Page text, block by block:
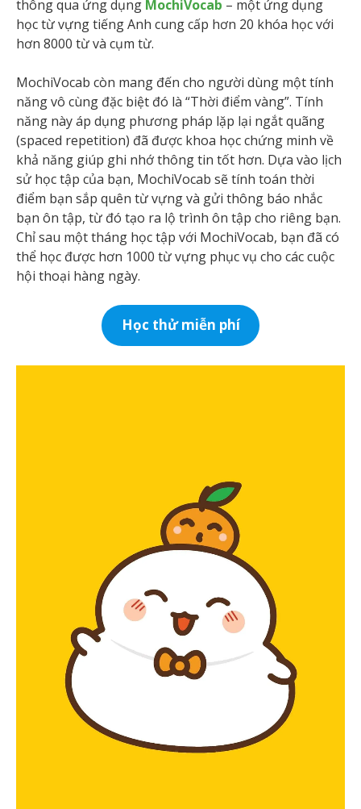
thông qua ứng dụng MochiVocab – một ứng dụng
học từ vựng tiếng Anh cung cấp hơn 20 khóa học với
hơn 8000 từ và cụm từ.
MochiVocab còn mang đến cho người dùng một tính
năng vô cùng đặc biệt đó là “Thời điểm vàng”. Tính
năng này áp dụng phương pháp lặp lại ngắt quãng
(spaced repetition) đã được khoa học chứng minh về
khả năng giúp ghi nhớ thông tin tốt hơn. Dựa vào lịch
sử học tập của bạn, MochiVocab sẽ tính toán thời
điểm bạn sắp quên từ vựng và gửi thông báo nhắc
bạn ôn tập, từ đó tạo ra lộ trình ôn tập cho riêng bạn.
Chỉ sau một tháng học tập với MochiVocab, bạn đã có
thể học được hơn 1000 từ vựng phục vụ cho các cuộc
hội thoại hàng ngày.
Học thử miễn phí